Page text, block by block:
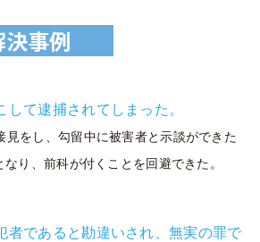
決事例
して逮捕されてしまった。
見をし、勾留中に被害者と示談ができた
り、前科が付くことを回避できた。
者であると勘違いされ、無実の罪で